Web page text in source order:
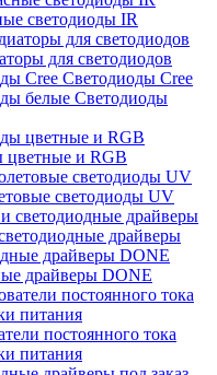
светодиоды IR
для светодиодов
Светодиоды Cree
Светодиоды
цветные и RGB
светодиоды UV
драйверы
драйверы DONE
постоянного тока
питания